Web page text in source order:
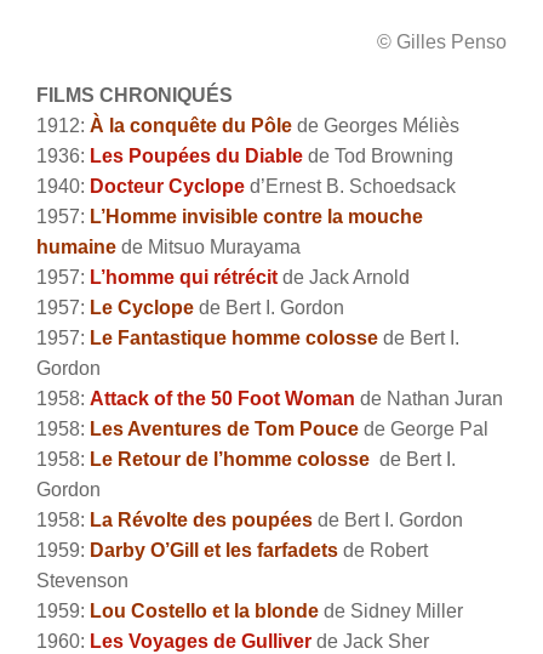
© Gilles Penso
FILMS CHRONIQUÉS
1912: À la conquête du Pôle de Georges Méliès
1936: Les Poupées du Diable de Tod Browning
1940: Docteur Cyclope d’Ernest B. Schoedsack
1957: L’Homme invisible contre la mouche
humaine de Mitsuo Murayama
1957: L’homme qui rétrécit de Jack Arnold
1957: Le Cyclope de Bert I. Gordon
1957: Le Fantastique homme colosse de Bert I.
Gordon
1958: Attack of the 50 Foot Woman de Nathan Juran
1958: Les Aventures de Tom Pouce de George Pal
1958: Le Retour de l’homme colosse de Bert I.
Gordon
1958: La Révolte des poupées de Bert I. Gordon
1959: Darby O’Gill et les farfadets de Robert
Stevenson
1959: Lou Costello et la blonde de Sidney Miller
1960: Les Voyages de Gulliver de Jack Sher